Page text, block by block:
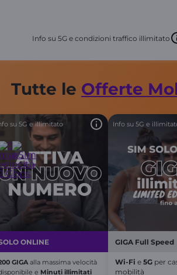
Info su 5G e condizioni traffico illimitato
Tutte le Offerte
su 5G e illimitato
ONLINE
GIGAalla massima velocità
e Minuti illimitati
Info su 5G e
GIGA Full Speed
Wi-Fi e 5G per
mobilità